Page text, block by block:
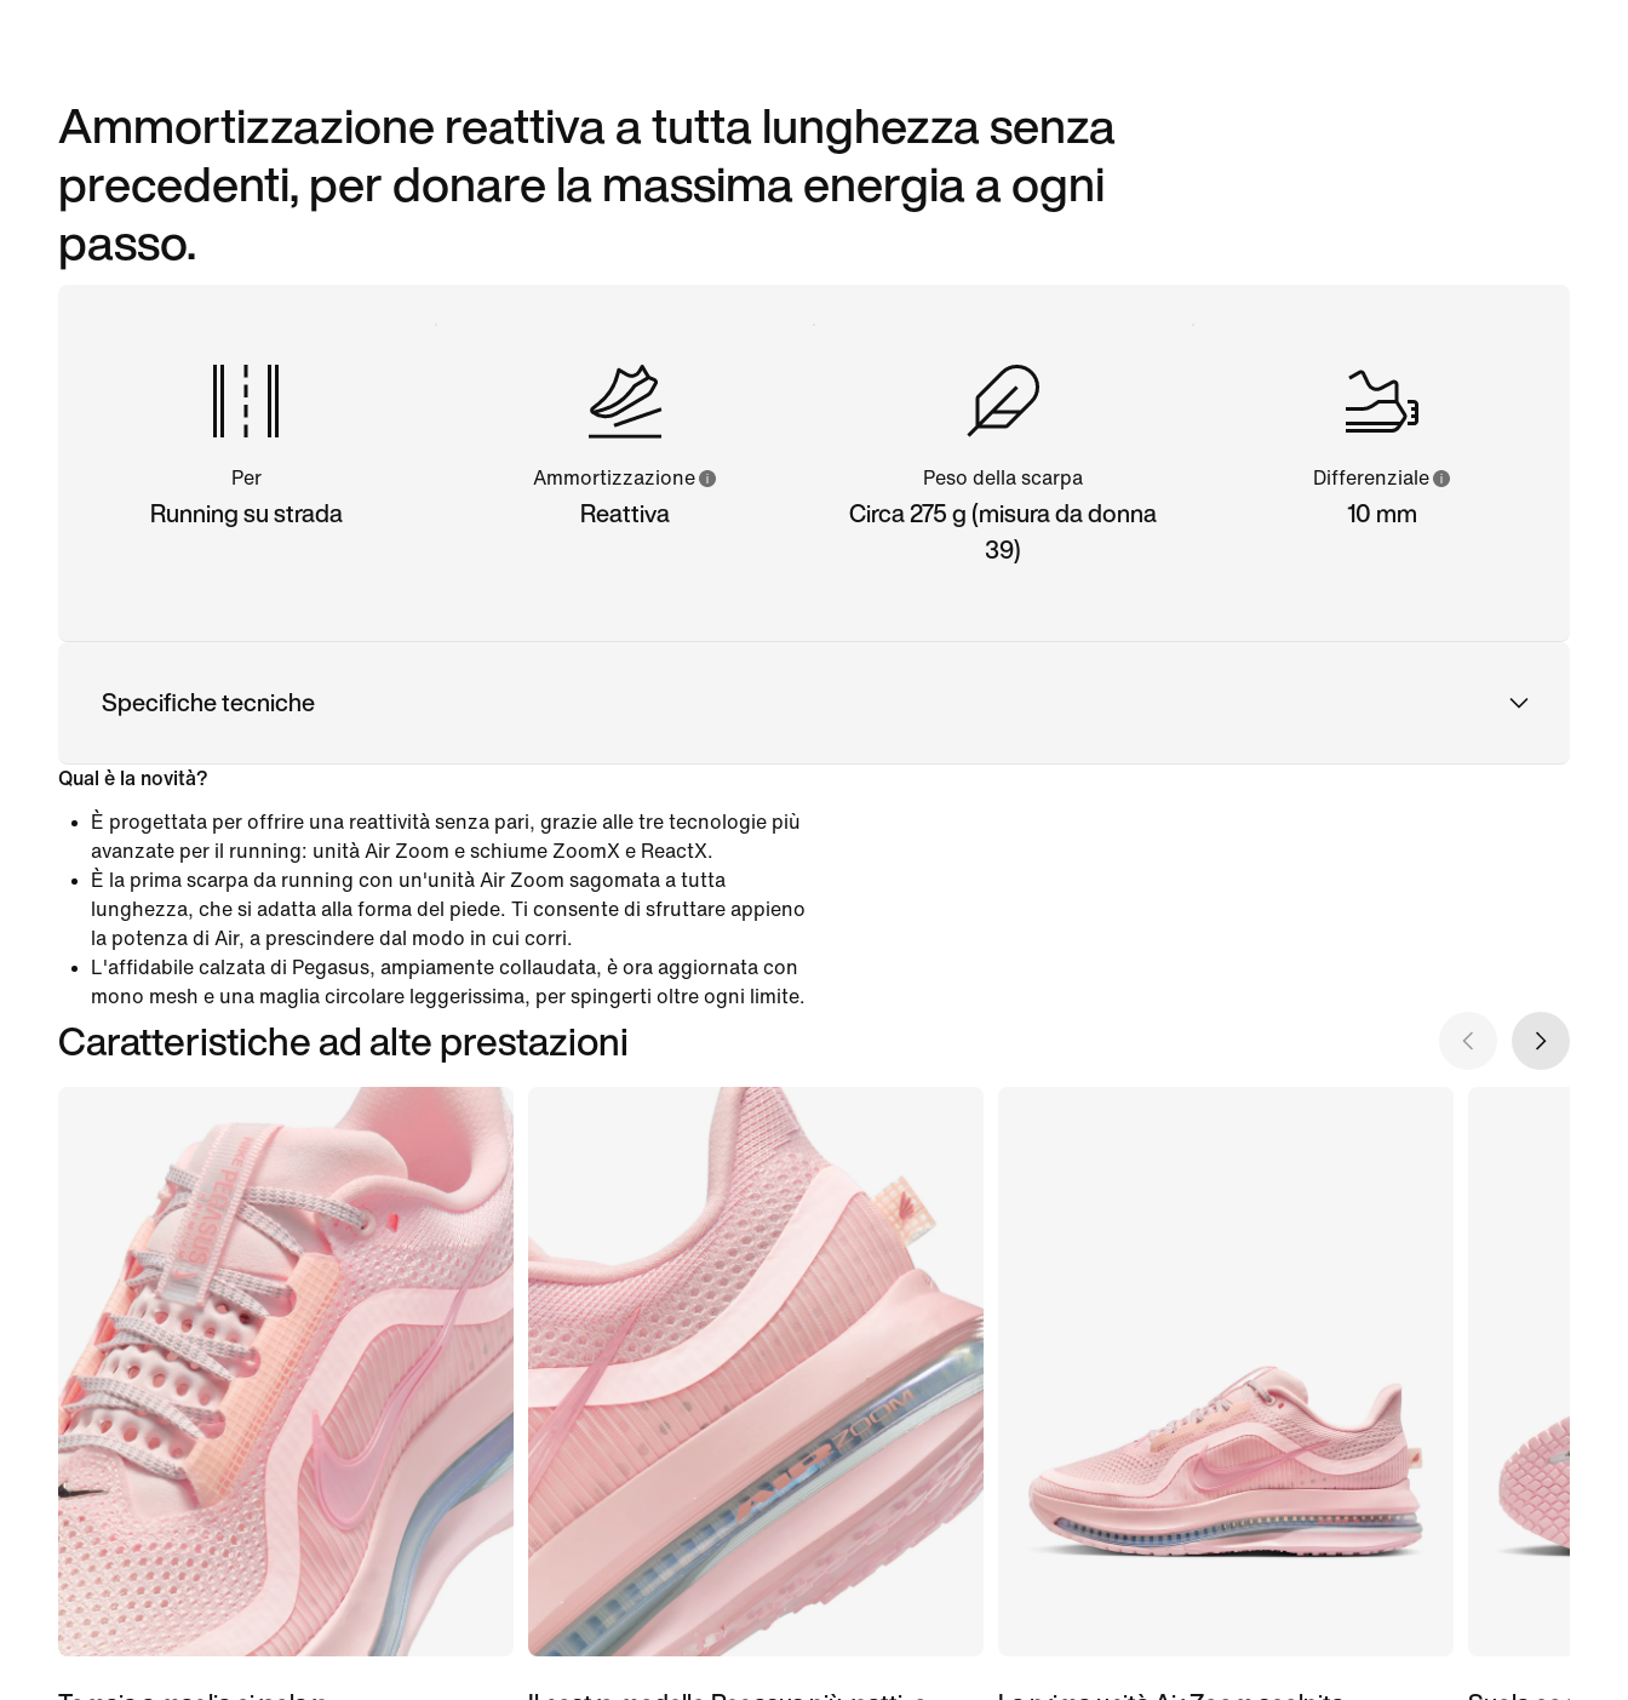
Ammortizzazione reattiva a tutta lunghezza senza
precedenti, per donare la massima energia a ogni
passo.
Per
Running su strada
Ammortizzazione
Reattiva
Peso della scarpa
Circa 275 g (misura da donna
39)
Differenziale
10 mm
Specifiche tecniche
Qual è la novità?
È progettata per offrire una reattività senza pari, grazie alle tre tecnologie più
avanzate per il running: unità Air Zoom e schiume ZoomX e ReactX.
È la prima scarpa da running con un'unità Air Zoom sagomata a tutta
lunghezza, che si adatta alla forma del piede. Ti consente di sfruttare appieno
la potenza di Air, a prescindere dal modo in cui corri.
L'affidabile calzata di Pegasus, ampiamente collaudata, è ora aggiornata con
mono mesh e una maglia circolare leggerissima, per spingerti oltre ogni limite.
Caratteristiche ad alte prestazioni